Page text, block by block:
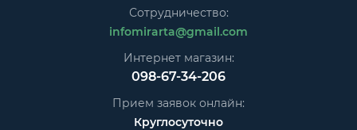
Сотрудничество:
infomirarta@gmail.com
Интернет магазин:
098-67-34-206
Прием заявок онлайн:
Круглосуточно